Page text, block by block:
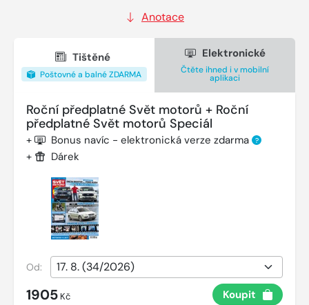
Anotace
Tištěné
Poštovné a balné ZDARMA
Elektronické
Čtěte ihned i v mobilní
aplikaci
Roční předplatné Svět motorů + Roční
předplatné Svět motorů Speciál
+ Bonus navíc - elektronická verze zdarma ?
+ Dárek
Od:
1905 Kč Koupit